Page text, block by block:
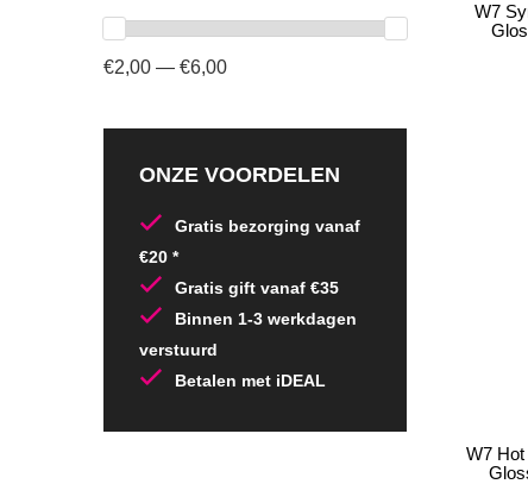
€2,00 — €6,00
ONZE VOORDELEN
Gratis bezorging vanaf
€20 *
Gratis gift vanaf €35
Binnen 1-3 werkdagen
verstuurd
Betalen met iDEAL
W7
W7